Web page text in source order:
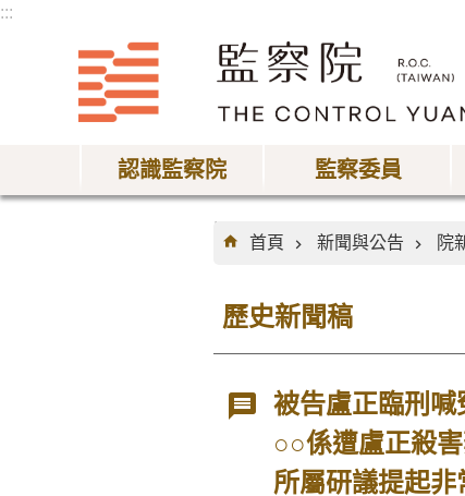
:::
認識監察院 監察委員
:::
首頁
新聞與公告 院
歷史新聞稿
被告盧正臨刑
○○係遭盧正殺
所屬研議提起